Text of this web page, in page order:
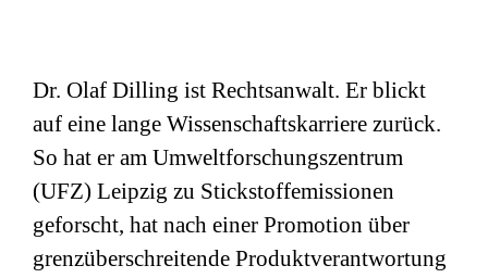
Dr. Olaf Dilling ist Rechtsanwalt. Er blickt
auf eine lange Wissenschaftskarriere zurück.
So hat er am Umweltforschungszentrum
(UFZ) Leipzig zu Stickstoffemissionen
geforscht, hat nach einer Promotion über
grenzüberschreitende Produktverantwortung